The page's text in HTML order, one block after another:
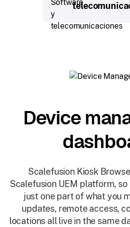
Device
Scalefusion Kiosk
Scalefusion UEM platform,
just one part of what you
updates, remote access,
locations all live in the same